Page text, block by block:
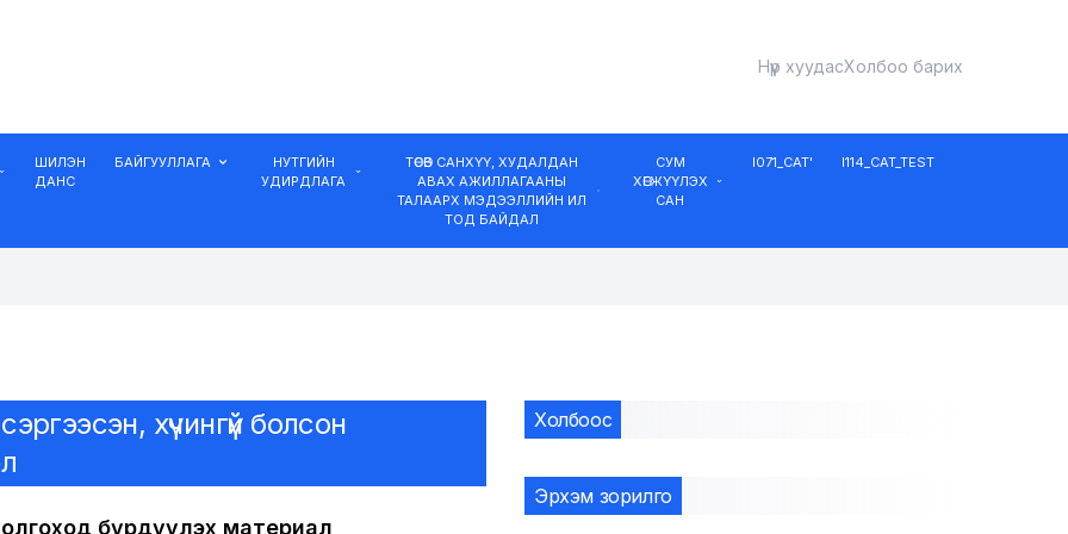
Нүүр хуудасХолбоо барих
ШИЛЭН
ДАНС
БАЙГУУЛЛАГА
НУТГИЙН
УДИРДЛАГА
ТӨСӨВ САНХҮҮ, ХУДАЛДАН
АВАХ АЖИЛЛАГААНЫ
ТАЛААРХ МЭДЭЭЛЛИЙН ИЛ
ТОД БАЙДАЛ
СУМ
ХӨГЖҮҮЛЭХ
САН
I071_CAT' I114_CAT_TEST
хүчингүй болсон
олгоход бүрдүүлэх материал
Холбоос
Эрхэм зорилго